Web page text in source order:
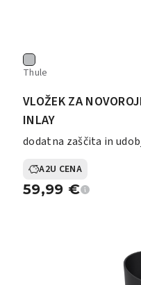
Thule
VLOŽEK ZA
INLAY
dodatna zaščita in
A2U CENA
59,99 €